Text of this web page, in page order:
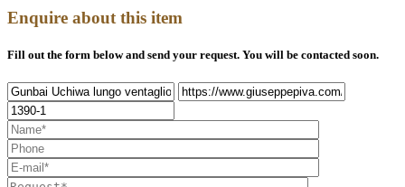
Enquire about this item
Fill out the form below and send your request. You will be contacted soon.